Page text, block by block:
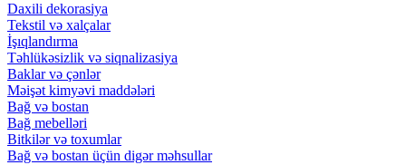
Daxili dekorasiya
Tekstil və xalçalar
İşıqlandırma
Təhlükəsizlik və siqnalizasiya
Baklar və çənlər
Məişət kimyəvi maddələri
Bağ və bostan
Bağ mebelləri
Bitkilər və toxumlar
Bağ və bostan üçün digər məhsullar